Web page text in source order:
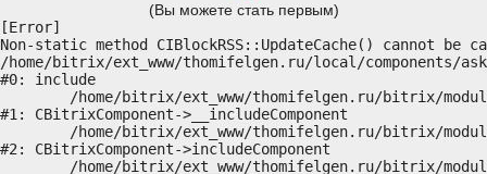
(Вы можете стать первым)
[Error]
Non-static method CIBlockRSS::UpdateCache() cannot
/home/bitrix/ext_www/thomifelgen.ru/local/components/
#0: include
#1: CBitrixComponent->__includeComponent
#2: CBitrixComponent->includeComponent